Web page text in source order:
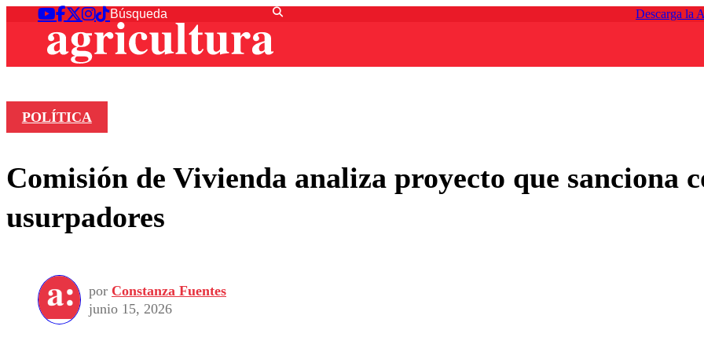
Descarga la
POLÍTICA
Comisión de Vivienda analiza proyecto que sanciona
usurpadores
por Constanza Fuentes
junio 15, 2026